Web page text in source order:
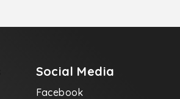
Social Media
Facebook